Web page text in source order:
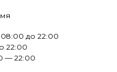
до 22:00
22:00
— 22:00